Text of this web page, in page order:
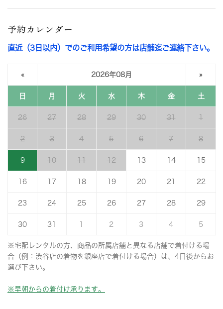
予約カレンダー
直近（3日以内）でのご利用希望の方は店舗迄ご連絡下さい。
« 2026年08月 »
日 月 火 水 木 金 土
26 27 28 29 30 31 1
2 3 4 5 6 7 8
9 10 11 12 13 14 15
16 17 18 19 20 21 22
23 24 25 26 27 28 29
30 31 2 3 4 5
※宅配レンタルの方、商品の所属店舗と異なる店舗で着付ける場
合（例：渋谷店の着物を銀座店で着付ける場合）は、4日後からお
選び下さい。
※早朝からの着付け承ります。